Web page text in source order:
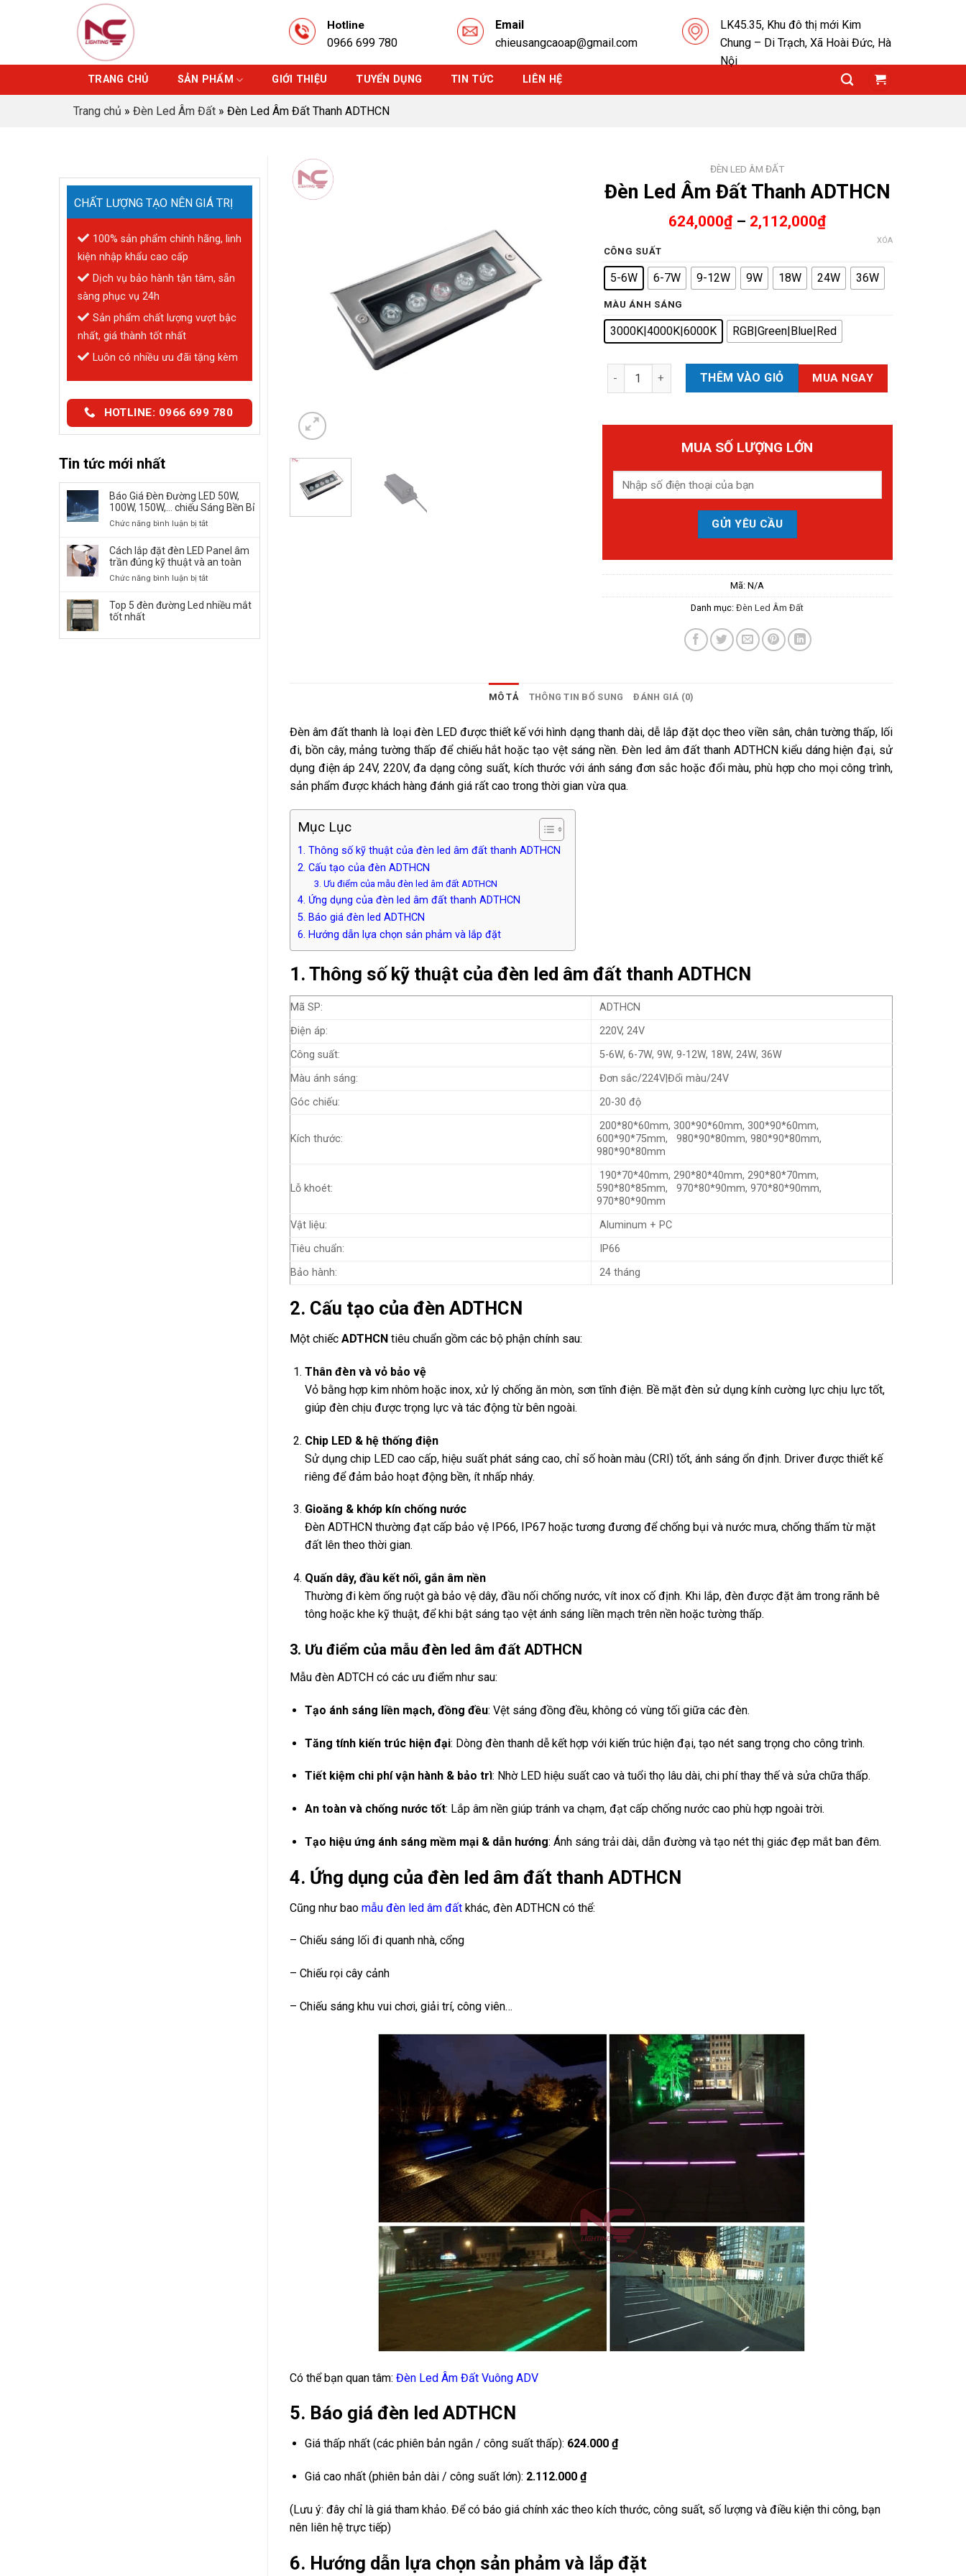
Hotline
0966 699 780
Email
chieusangcaoap@gmail.com
LK45.35, Khu đô thị mới Kim
Chung – Di Trạch, Xã Hoài Đức, Hà
Nội
TRANG CHỦ SẢN PHẨM GIỚI THIỆU TUYỂN DỤNG TIN TỨC LIÊN HỆ
Trang chủ » Đèn Led Âm Đất » Đèn Led Âm Đất Thanh ADTHCN
CHẤT LƯỢNG TẠO NÊN GIÁ TRỊ
100% sản phẩm chính hãng, linh
kiện nhập khẩu cao cấp
Dịch vụ bảo hành tận tâm, sẵn
sàng phục vụ 24h
Sản phẩm chất lượng vượt bậc
nhất, giá thành tốt nhất
Luôn có nhiều ưu đãi tặng kèm
HOTLINE: 0966 699 780
Tin tức mới nhất
Báo Giá Đèn Đường LED 50W,
100W, 150W,… chiếu Sáng Bền Bỉ
Chức năng bình luận bị tắtở
Giá
Đèn
LED
100W,
Cách lắp đặt đèn LED Panel âm
trần đúng kỹ thuật và an toàn
Chức năng bình luận bị tắtở
lắp
LED
Top 5 đèn đường Led nhiều mắt
tốt nhất
ĐÈN LED ÂM ĐẤT
Đèn Led Âm Đất Thanh ADTHCN
624,000₫– 2,112,000₫
CÔNG SUẤT
5-6W 6-7W 9-12W 9W 18W 24W 36W
MÀU ÁNH SÁNG
3000K|4000K|6000K RGB|Green|Blue|Red
XÓA
Đèn Led Âm Đất Thanh ADTHCN số lượng
THÊM VÀO GIỎ MUA NGAY
MUA SỐ LƯỢNG LỚN
Mã:N/A
Danh mục:Đèn Led Âm Đất
MÔ TẢ THÔNG TIN BỔ SUNG ĐÁNH GIÁ (0)
Đèn âm đất thanh là loại đèn LED được thiết kế với hình dạng thanh dài, dễ lắp đặt dọc theo viền sân, chân tường thấp, lối
đi, bồn cây, mảng tường thấp để chiếu hắt hoặc tạo vệt sáng nền. Đèn led âm đất thanh ADTHCN kiểu dáng hiện đại, sử
dụng điện áp 24V, 220V, đa dạng công suất, kích thước với ánh sáng đơn sắc hoặc đổi màu, phù hợp cho mọi công trình,
sản phẩm được khách hàng đánh giá rất cao trong thời gian vừa qua.
Mục Lục
1. Thông số kỹ thuật của đèn led âm đất thanh ADTHCN
2. Cấu tạo của đèn ADTHCN
3. Ưu điểm của mẫu đèn led âm đất ADTHCN
4. Ứng dụng của đèn led âm đất thanh ADTHCN
5. Báo giá đèn led ADTHCN
6. Hướng dẫn lựa chọn sản phảm và lắp đặt
1. Thông số kỹ thuật của đèn led âm đất thanh ADTHCN
Mã SP:
ADTHCN
Điện áp:
220V, 24V
Công suất:
5-6W, 6-7W, 9W, 9-12W, 18W, 24W, 36W
Màu ánh sáng:
Đơn sắc/224V|Đổi màu/24V
Góc chiếu:
20-30 độ
Kích thước:
200*80*60mm, 300*90*60mm, 300*90*60mm,
600*90*75mm, 980*90*80mm, 980*90*80mm,
980*90*80mm
Lỗ khoét:
190*70*40mm, 290*80*40mm, 290*80*70mm,
590*80*85mm, 970*80*90mm, 970*80*90mm,
970*80*90mm
Vật liệu:
Aluminum + PC
Tiêu chuẩn:
IP66
Bảo hành:
24 tháng
2. Cấu tạo của đèn ADTHCN
Một chiếc ADTHCN tiêu chuẩn gồm các bộ phận chính sau:
Thân đèn và vỏ bảo vệ
Vỏ bằng hợp kim nhôm hoặc inox, xử lý chống ăn mòn, sơn tĩnh điện. Bề mặt đèn sử dụng kính cường lực chịu lực tốt,
giúp đèn chịu được trọng lực và tác động từ bên ngoài.
Chip LED & hệ thống điện
Sử dụng chip LED cao cấp, hiệu suất phát sáng cao, chỉ số hoàn màu (CRI) tốt, ánh sáng ổn định. Driver được thiết kế
riêng để đảm bảo hoạt động bền, ít nhấp nháy.
Gioăng & khớp kín chống nước
Đèn ADTHCN thường đạt cấp bảo vệ IP66, IP67 hoặc tương đương để chống bụi và nước mưa, chống thấm từ mặt
đất lên theo thời gian.
Quấn dây, đầu kết nối, gắn âm nền
Thường đi kèm ống ruột gà bảo vệ dây, đầu nối chống nước, vít inox cố định. Khi lắp, đèn được đặt âm trong rãnh bê
tông hoặc khe kỹ thuật, để khi bật sáng tạo vệt ánh sáng liền mạch trên nền hoặc tường thấp.
3. Ưu điểm của mẫu đèn led âm đất ADTHCN
Mẫu đèn ADTCH có các ưu điểm như sau:
Tạo ánh sáng liền mạch, đồng đều: Vệt sáng đồng đều, không có vùng tối giữa các đèn.
Tăng tính kiến trúc hiện đại: Dòng đèn thanh dễ kết hợp với kiến trúc hiện đại, tạo nét sang trọng cho công trình.
Tiết kiệm chi phí vận hành & bảo trì: Nhờ LED hiệu suất cao và tuổi thọ lâu dài, chi phí thay thế và sửa chữa thấp.
An toàn và chống nước tốt: Lắp âm nền giúp tránh va chạm, đạt cấp chống nước cao phù hợp ngoài trời.
Tạo hiệu ứng ánh sáng mềm mại & dẫn hướng: Ánh sáng trải dài, dẫn đường và tạo nét thị giác đẹp mắt ban đêm.
4. Ứng dụng của đèn led âm đất thanh ADTHCN
Cũng như bao mẫu đèn led âm đất khác, đèn ADTHCN có thể:
– Chiếu sáng lối đi quanh nhà, cổng
– Chiếu rọi cây cảnh
– Chiếu sáng khu vui chơi, giải trí, công viên…
Có thể bạn quan tâm: Đèn Led Âm Đất Vuông ADV
5. Báo giá đèn led ADTHCN
Giá thấp nhất (các phiên bản ngắn / công suất thấp): 624.000 ₫
Giá cao nhất (phiên bản dài / công suất lớn): 2.112.000 ₫
(Lưu ý: đây chỉ là giá tham khảo. Để có báo giá chính xác theo kích thước, công suất, số lượng và điều kiện thi công, bạn
nên liên hệ trực tiếp)
6. Hướng dẫn lựa chọn sản phảm và lắp đặt